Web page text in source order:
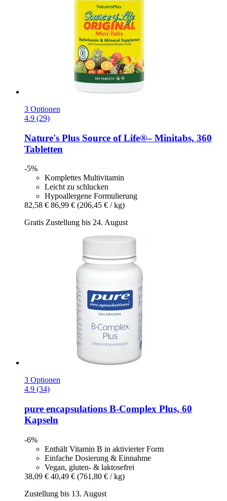
3 Optionen
4.9 (29)
Nature's Plus Source of Life®– Minitabs, 360
Tabletten
-5%
Komplettes Multivitamin
Leicht zu schlucken
Hypoallergene Formulierung
82,58 € 86,99 € (206,45 € / kg)
Gratis Zustellung bis 24. August
3 Optionen
4.9 (34)
pure encapsulations B-​Complex Plus, 60
Kapseln
-6%
Enthält Vitamin B in aktivierter Form
Einfache Dosierung & Einnahme
Vegan, gluten- & laktosefrei
38,09 € 40,49 € (761,80 € / kg)
Zustellung bis 13. August